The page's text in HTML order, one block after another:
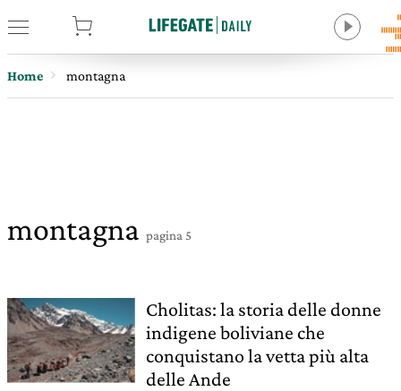
Home montagna
montagna pagina 5
Cholitas: la storia delle donne
indigene boliviane che
conquistano la vetta più alta
delle Ande